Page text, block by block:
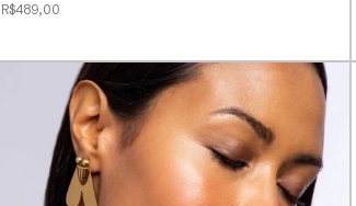
R$489,00